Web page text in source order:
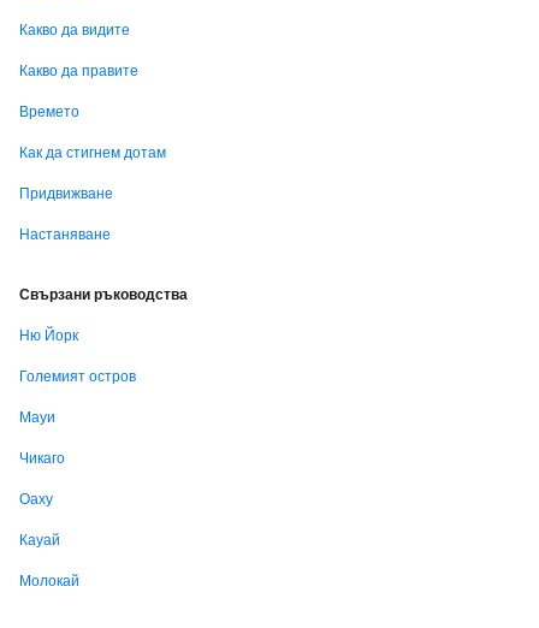
Какво да видите
Какво да правите
Времето
Как да стигнем дотам
Придвижване
Настаняване
Свързани ръководства
Ню Йорк
Големият остров
Мауи
Чикаго
Оаху
Кауай
Молокай